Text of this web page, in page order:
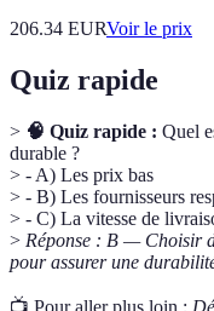
206.34 EURVoir le prix
Quiz rapide
> 🧠 Quiz rapide : Quel
durable ?
> - A) Les prix bas
> - B) Les fournisseurs
> - C) La vitesse de
> Réponse : B — Choisir
pour assurer une